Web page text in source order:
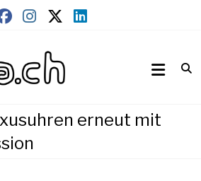
muula.ch
erneut mit